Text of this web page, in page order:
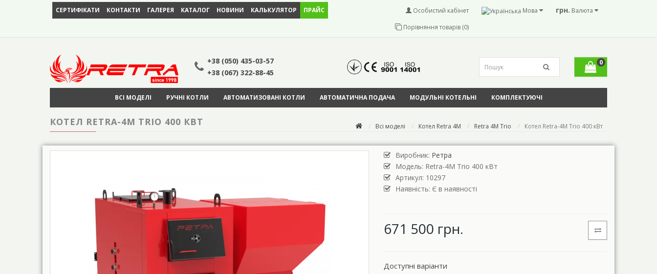
СЕРТИФІКАТИ КОНТАКТИ ГАЛЕРЕЯ КАТАЛОГ НОВИНИ КАЛЬКУЛЯТОР ПРАЙС грн. Валюта
Мова
Особистий кабінет
Порівняння товарів (0)
+38 (050) 435-03-57
+38 (067) 322-88-45
0
ВСІ МОДЕЛІ РУЧНІ КОТЛИ АВТОМАТИЗОВАНІ КОТЛИ АВТОМАТИЧНА ПОДАЧА МОДУЛЬНІ КОТЕЛЬНІ КОМПЛЕКТУЮЧІ
Всі моделі Котел Retra 4M Retra 4M Trio Котел Retra-4М Trio 400 кВт
КОТЕЛ RETRA-4М TRIO 400 КВТ
Виробник: Ретра
Модель: Retra-4М Trio 400 кВт
Артикул: 10297
Наявність: Є в наявності
671 500 грн.
Доступні варіанти